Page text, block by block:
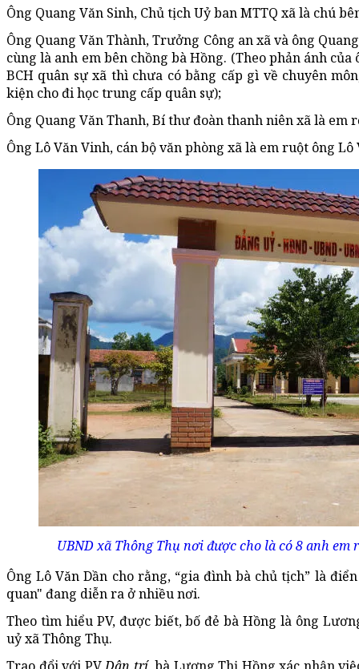
Ông Quang Văn Sinh, Chủ tịch Uỷ ban MTTQ xã là chú
Ông Quang Văn Thành, Trưởng Công an xã và ông
cùng là anh em bên chồng bà Hồng. (Theo phản ánh
BCH quân sự xã thì chưa có bằng cấp gì về chuyên
kiện cho đi học trung cấp quân sự);
Ông Quang Văn Thanh, Bí thư đoàn thanh niên xã là em
Ông Lô Văn Vinh, cán bộ văn phòng xã là em ruột ông Lô
UBND xã Thông Thụ nơi được cho là có 8 anh
Ông Lô Văn Dần cho rằng, “gia đình bà chủ tịch” là
quan" đang diễn ra ở nhiều nơi.
Theo tìm hiểu PV, được biết, bố đẻ bà Hồng là ông
uỷ xã Thông Thụ.